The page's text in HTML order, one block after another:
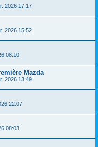
2026 17:17
2026 15:52
08:10
Mazda
2026 13:49
22:07
08:03